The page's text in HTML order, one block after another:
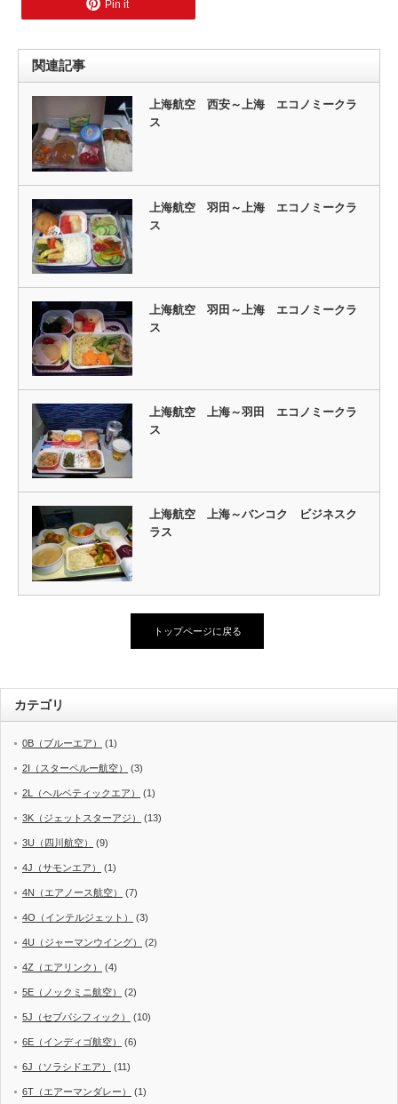
Pin it
関連記事
上海航空 西安～上海 エコノミークラ
ス
上海航空 羽田～上海 エコノミークラ
ス
上海航空 羽田～上海 エコノミークラ
ス
上海航空 上海～羽田 エコノミークラ
ス
上海航空 上海～バンコク ビジネスク
ラス
トップページに戻る
カテゴリ
0B（ブルーエア） (1)
2I（スターペルー航空） (3)
2L（ヘルベティックエア） (1)
3K（ジェットスターアジ） (13)
3U（四川航空） (9)
4J（サモンエア） (1)
4N（エアノース航空） (7)
4O（インテルジェット） (3)
4U（ジャーマンウイング） (2)
4Z（エアリンク） (4)
5E（ノックミニ航空） (2)
5J（セブパシフィック） (10)
6E（インディゴ航空） (6)
6J（ソラシドエア） (11)
6T（エアーマンダレー） (1)